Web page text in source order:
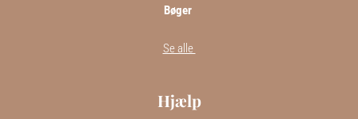
Bøger
Se alle
Hjælp